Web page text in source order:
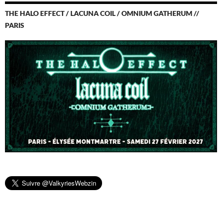
THE HALO EFFECT / LACUNA COIL / OMNIUM GATHERUM //
PARIS